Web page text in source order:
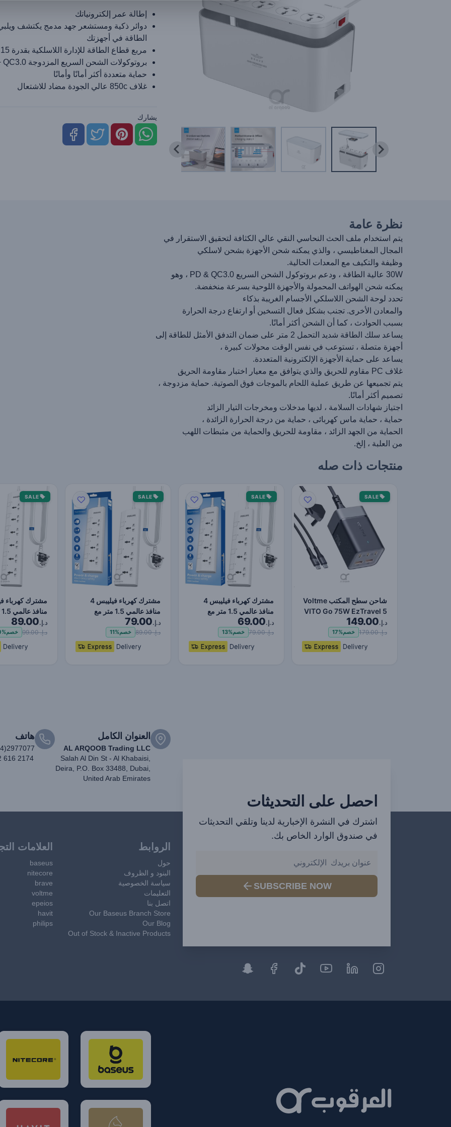
إطالة عمر إلكترونياتك
دوائر ذكية ومستشعر جهد مدمج يكتشف
الطاقة في أجهزتك
مربع قطاع الطاقة للإدارة اللاسلكية بقدرة 15 وات
بروتوكولات الشحن السريع المزدوجة Pd 20W + QC3.0
حماية متعددة أكثر أمانًا وأمانًا
غلاف 850c عالي الجودة مضاد للاشتعال
يشارك
نظرة عامة
يتم استخدام ملف الحث النحاسي النقي عالي الكثافة لتحقيق الاستقرار في
المجال المغناطيسي ، والذي يمكنه شحن الأجهزة بشحن لاسلكي
وظيفة والتكيف مع المعدات الحالية.
30W عالية الطاقة ، ودعم بروتوكول الشحن السريع PD & QC3.0 ، وهو
يمكنه شحن الهواتف المحمولة والأجهزة اللوحية بسرعة منخفضة.
تحدد لوحة الشحن اللاسلكي الأجسام الغريبة بذكاء
والمعادن الأخرى. تجنب بشكل فعال التسخين أو ارتفاع درجة الحرارة
بسبب الحوادث ، كما أن الشحن أكثر أمانًا.
يساعد سلك الطاقة شديد التحمل 2 متر على ضمان التدفق الأمثل للطاقة إلى
أجهزة متصلة ، تستوعب في نفس الوقت محولات كبيرة ،
يساعد على حماية الأجهزة الإلكترونية المتعددة.
غلاف PC مقاوم للحريق والذي يتوافق مع معيار اختبار مقاومة الحريق
يتم تجميعها عن طريق عملية اللحام بالموجات فوق الصوتية. حماية مزدوجة ،
تصميم أكثر أمانًا.
اجتياز شهادات السلامة ، لديها مدخلات ومخرجات التيار الزائد
حماية ، حماية ماس كهربائى ، حماية من درجة الحرارة الزائدة ،
الحماية من الجهد الزائد ، مقاومة للحريق والحماية من مثبطات اللهب
من العلبة ، إلخ.
منتجات ذات صله
SALE
شاحن سطح المكتب Voltme
VITO Go 75W EzTravel 5
في 1، وكابل طاقة 1…
د.إ.149.00
د.إ. 179.00 خصم17%
SALE
مشترك كهرباء فيليبس 4
منافذ عالمي 1.5 متر مع
مفاتيح مستقلة، حماي…
د.إ.69.00
د.إ. 79.00 خصم13%
SALE
مشترك كهرباء فيليبس 4
منافذ عالمي 1.5 متر مع
مفاتيح مستقلة، حماي…
د.إ.79.00
د.إ. 89.00 خصم11%
SALE
مفاتيح مستقلة،
د.إ.89.00
د.إ. 99.00 خصم
العنوان الكامل
AL ARQOOB Trading LLC
Salah Al Din St - Al Khabaisi,
Deira, P.O. Box 33488, Dubai,
United Arab Emirates
هاتف
616 2174
احصل على التحديثات
اشترك في النشرة الإخبارية لدينا وتلقي التحديثات
في صندوق الوارد الخاص بك.
SUBSCRIBE NOW
الروابط
حول
البنود و الظروف
سياسة الخصوصية
التعليمات
اتصل بنا
Our Baseus Branch Store
Our Blog
Out of Stock & Inactive Products
العلامات
baseus
nitecore
brave
voltme
epeios
havit
philips